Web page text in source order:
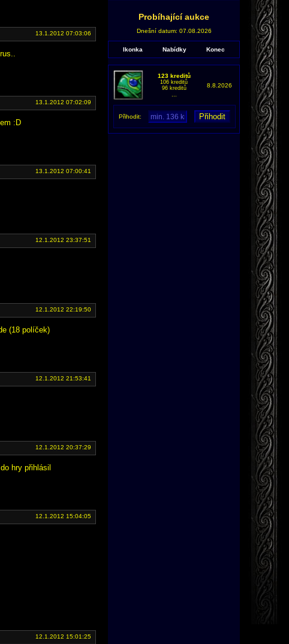
13.1.2012 07:03:06
13.1.2012 07:02:09
:D
13.1.2012 07:00:41
12.1.2012 23:37:51
12.1.2012 22:19:50
(18 políček)
12.1.2012 21:53:41
12.1.2012 20:37:29
hry přihlásil
12.1.2012 15:04:05
12.1.2012 15:01:25
Probíhající aukce
Dnešní datum: 07.08.2026
Ikonka Nabídky Konec
123 kreditů
106 kreditů
96 kreditů
8.8.2026
Přihodit: